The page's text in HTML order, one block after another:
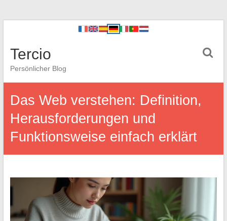
Tercio
Persönlicher Blog
Das Web verstehen: Definition,
Herausforderungen und
Funktionsweise einfach erklärt